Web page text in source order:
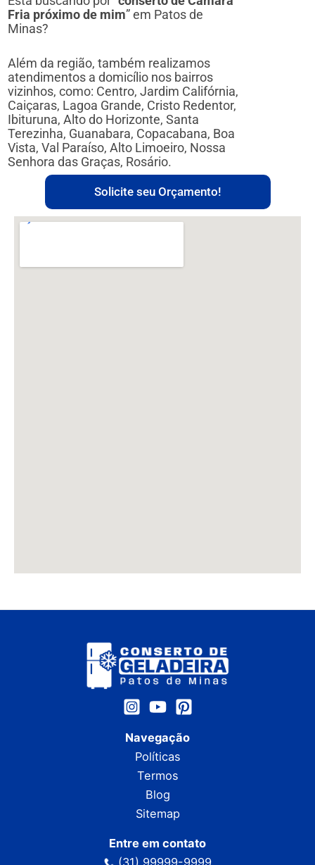
Fria próximo de mim” em Patos de
Minas?
Além da região, também realizamos
atendimentos a domicílio nos bairros
vizinhos, como: Centro, Jardim Califórnia,
Caiçaras, Lagoa Grande, Cristo Redentor,
Ibituruna, Alto do Horizonte, Santa
Terezinha, Guanabara, Copacabana, Boa
Vista, Val Paraíso, Alto Limoeiro, Nossa
Senhora das Graças, Rosário.
Solicite seu Orçamento!
Navegação
Políticas
Termos
Blog
Sitemap
Entre em contato
(31) 99999-9999